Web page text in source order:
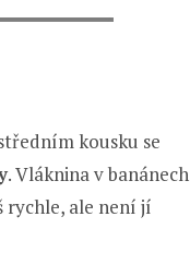
kousku se
. Vláknina v banánech
rychle, ale není jí